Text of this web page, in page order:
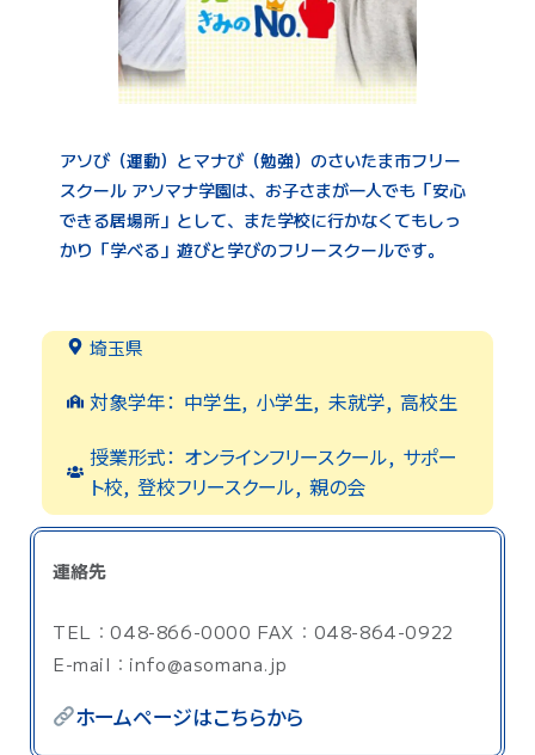
アソび（運動）とマナび（勉強）のさいたま市フリー
スクール アソマナ学園は、お子さまが一人でも「安心
できる居場所」として、また学校に行かなくてもしっ
かり「学べる」遊びと学びのフリースクールです。
埼玉県
対象学年： 中学生, 小学生, 未就学, 高校生
授業形式： オンラインフリースクール, サポー
ト校,登校フリースクール,親の会
連絡先
TEL：048-866-0000 FAX：048-864-0922
E-mail：info@asomana.jp
ホームページはこちらから